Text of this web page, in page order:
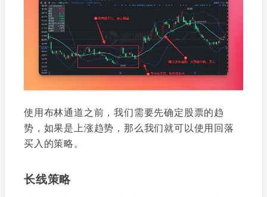
使用布林通道之前，我们需要先确定股票的趋
势，如果是上涨趋势，那么我们就可以使用回落
买入的策略。
长线策略